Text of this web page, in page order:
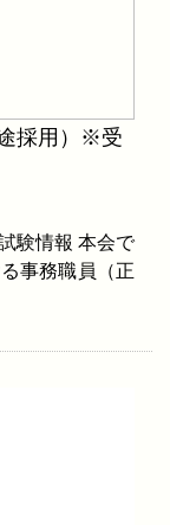
採用）※受
験情報 本会で
事務職員（正